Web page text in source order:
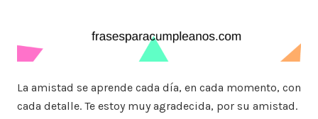
La amistad se aprende cada día, en cada momento, con
cada detalle. Te estoy muy agradecida, por su amistad.